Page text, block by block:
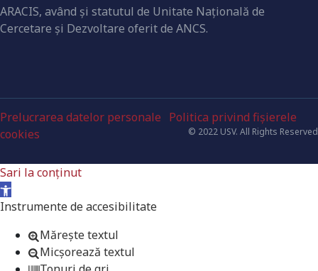
ARACIS, având şi statutul de Unitate Naţională de
Cercetare şi Dezvoltare oferit de ANCS.
Prelucrarea datelor personale Politica privind fișierele
cookies
© 2022 USV. All Rights Reserved
Sari la conținut
Deschide bara de unelte
Instrumente de accesibilitate
Mărește textul
Micșorează textul